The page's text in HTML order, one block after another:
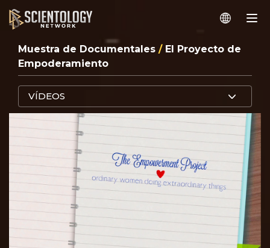
Muestra de Documentales / El Proyecto de
Empoderamiento
VÍDEOS